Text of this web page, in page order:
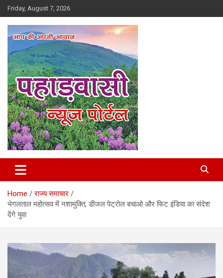
Skip
to
content
Friday, August 7, 2026
Pahadvasi
Home
राज्य समाचार
भेगलताल महोत्सव में नशामुक्ति, डीजल पेट्रोल बचाओ और फिट इंडिया का संदेश
देंगे युवा